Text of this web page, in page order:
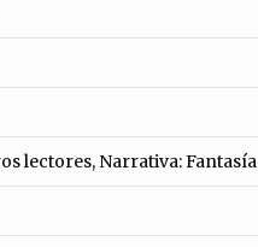
lectores, Narrativa: Fantasía